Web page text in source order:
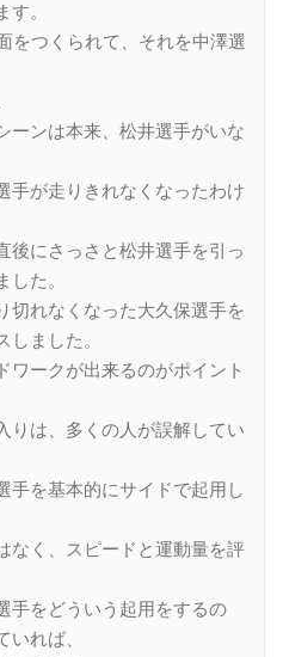
。
をつくられて、それを中澤選
ーンは本来、松井選手がいな
手が走りきれなくなったわけ
後にさっさと松井選手を引っ
た。
切れなくなった大久保選手を
ました。
ワークが出来るのがポイント
りは、多くの人が誤解してい
手を基本的にサイドで起用し
なく、スピードと運動量を評
手をどういう起用をするの
れば、